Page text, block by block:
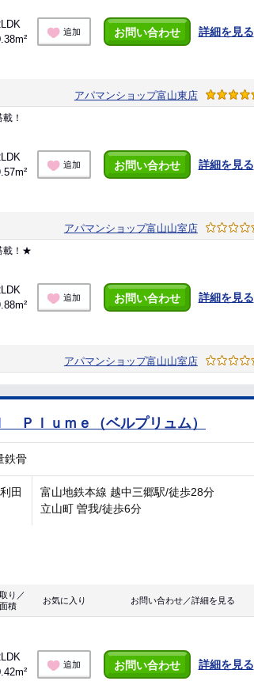
追加 お問い合わせ 詳細を見る
アパマンショップ富山東店
！
追加 お問い合わせ 詳細を見る
アパマンショップ富山山室店
載！★
追加 お問い合わせ 詳細を見る
アパマンショップ富山山室店
Ｐｌｕｍｅ（ベルプリュム）
鉄骨
田
富山地鉄本線 越中三郷駅/徒歩28分
立山町 曽我/徒歩6分
り／
面積
お気に入り お問い合わせ／詳細を見る
追加 お問い合わせ 詳細を見る